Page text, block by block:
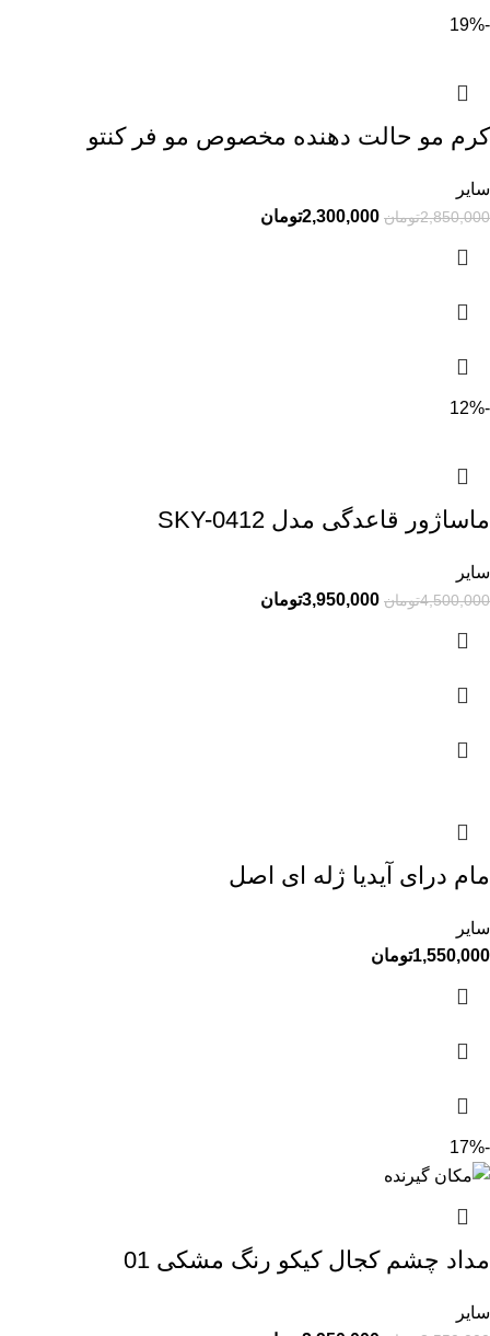
-19%
کرم مو حالت دهنده مخصوص مو فر کنتو
سایر
2,850,000تومان 2,300,000تومان
-12%
ماساژور قاعدگی مدل SKY-0412
سایر
4,500,000تومان 3,950,000تومان
مام درای آیدیا ژله ای اصل
سایر
1,550,000تومان
-17%
مداد چشم کجال کیکو رنگ مشکی 01
سایر